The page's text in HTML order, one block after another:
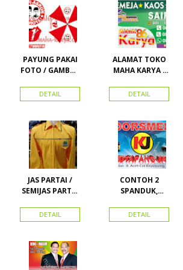
PAYUNG PAKAI
FOTO / GAMBAR
KAMPANYE,
PARTAI DAN
DETAIL
ALAMAT TOKO
MAHA KARYA /
PERDANA 411
DETAIL
JAS PARTAI /
SEMIJAS PARTAI
DETAIL
CONTOH 2
SPANDUK,
KARTU NAMA
DETAIL